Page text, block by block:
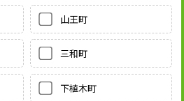
山王町
三和町
下植木町